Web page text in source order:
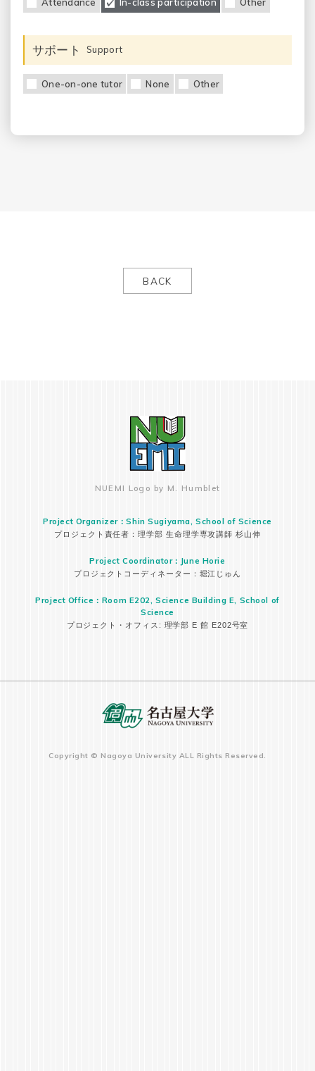
Attendance In-class participation Other
サポート Support
One-on-one tutor None Other
BACK
NUEMI Logo by M. Humblet
Project Organizer：Shin Sugiyama, School of Science
プロジェクト責任者：理学部 生命理学専攻講師 杉山伸
Project Coordinator：June Horie
プロジェクトコーディネーター：堀江じゅん
Project Office：Room E202, Science Building E, School of
Science
プロジェクト・オフィス: 理学部 E 館 E202号室
Copyright © Nagoya University ALL Rights Reserved.